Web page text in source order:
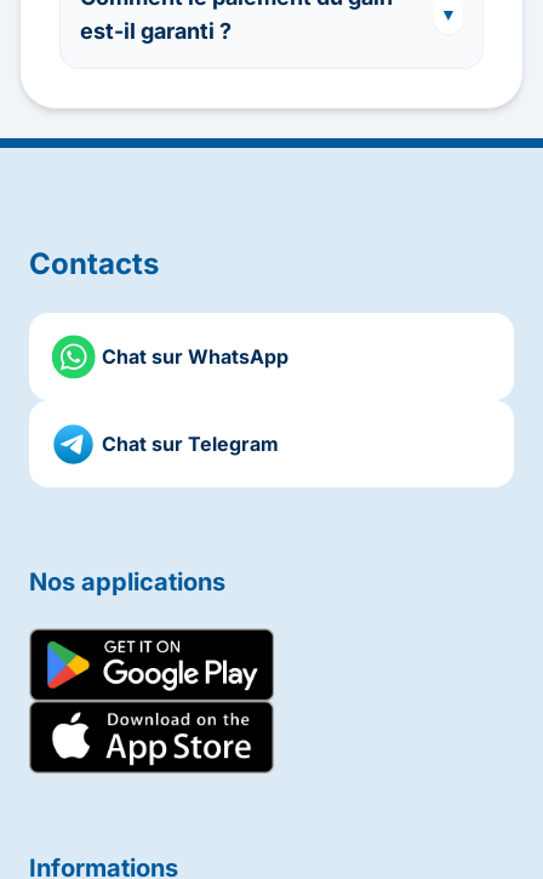
est-il garanti ?
▼
Contacts
Chat sur WhatsApp
Chat sur Telegram
Nos applications
Informations